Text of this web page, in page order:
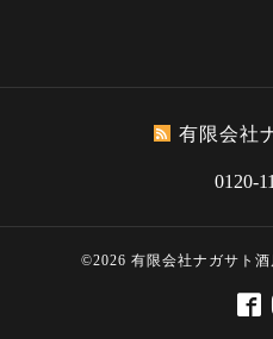
有限会社
0120-
©2026 有限会社ナガサト酒